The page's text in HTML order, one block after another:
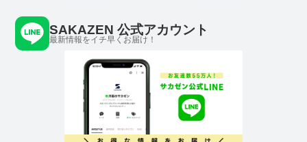
SAKAZEN 公式アカウント
最新情報をイチ早くお届け！